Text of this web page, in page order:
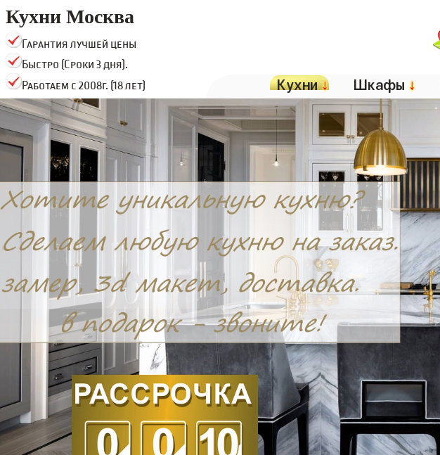
Кухни Москва
Гарантия лучшей цены
Быстро (Сроки 3 дня).
Работаем с 2008г. (18 лет)
Кухни↓ Шкафы ↓